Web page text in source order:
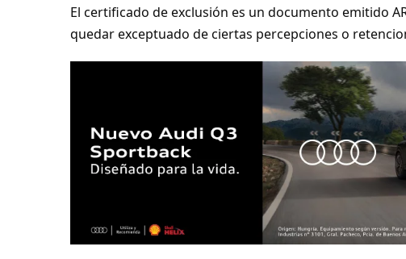
El certificado de exclusión es un documento emitido
quedar exceptuado de ciertas percepciones o